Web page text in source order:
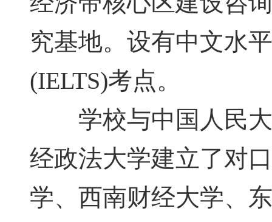
究基地。设有中文水
(IELTS)考点。
学校与中国人民大
经政法大学建立了对
学、西南财经大学、